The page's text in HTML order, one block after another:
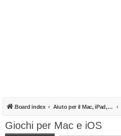
Board index Aiuto per il Mac, iPad, iPhone e iPod
Giochi per Mac e iOS